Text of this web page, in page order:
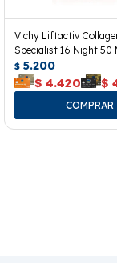
Vichy Liftactiv
Specialist 16 Night 50
$ 5.200
$ 4.420 $